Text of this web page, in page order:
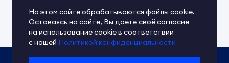
Документы IPEX Справочный центр
Контакты Обратная связь
Политика IPEX по обработке ПД
На этом сайте обрабатываются файлы cookie.
Оставаясь на сайте, Вы даёте своё согласие
на использование cookie в соответствии
с нашей Политикой конфиденциальности